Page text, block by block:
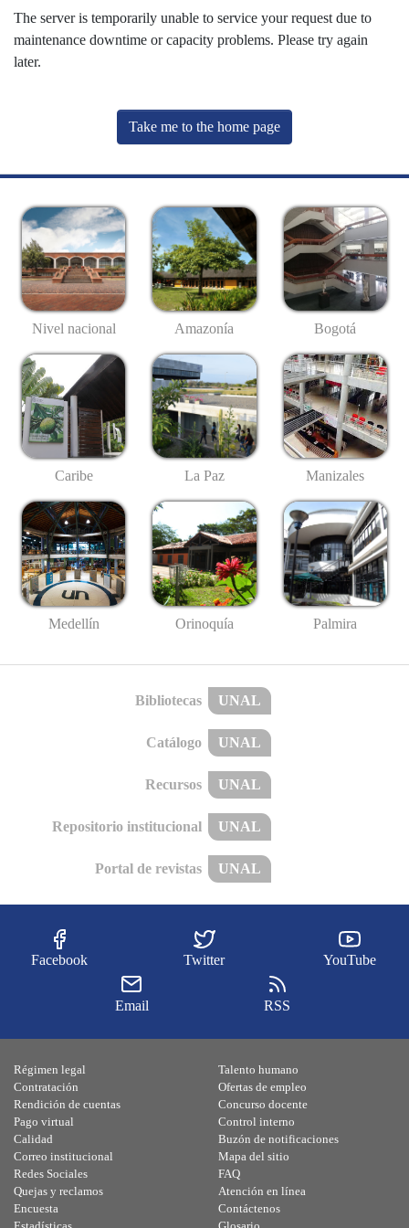
The server is temporarily unable to service your request due to
maintenance downtime or capacity problems. Please try again
later.
Take me to the home page
Nivel nacional Amazonía Bogotá
Caribe La Paz Manizales
Medellín Orinoquía Palmira
Bibliotecas UNAL
Catálogo UNAL
Recursos UNAL
Repositorio institucional UNAL
Portal de revistas UNAL
Facebook Twitter YouTube
Email RSS
Régimen legal
Contratación
Rendición de cuentas
Pago virtual
Calidad
Talento humano
Ofertas de empleo
Concurso docente
Control interno
Buzón de notificaciones
Correo institucional
Redes Sociales
Quejas y reclamos
Encuesta
Mapa del sitio
FAQ
Atención en línea
Contáctenos